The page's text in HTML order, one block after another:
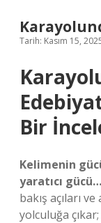
Tarih: Kasım 15,
Bir
Kelimenin
yaratıcı gücü…
bakış açıları
yolculuğa